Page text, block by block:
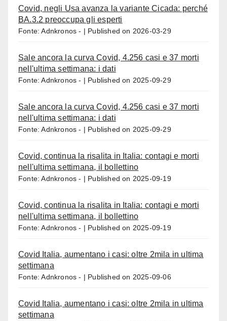
Covid, negli Usa avanza la variante Cicada: perché
BA.3.2 preoccupa gli esperti
Fonte: Adnkronos - Published on 2026-03-29
Sale ancora la curva Covid, 4.256 casi e 37 morti
nell'ultima settimana: i dati
Fonte: Adnkronos - Published on 2025-09-29
Sale ancora la curva Covid, 4.256 casi e 37 morti
nell'ultima settimana: i dati
Fonte: Adnkronos - Published on 2025-09-29
Covid, continua la risalita in Italia: contagi e morti
nell'ultima settimana, il bollettino
Fonte: Adnkronos - Published on 2025-09-19
Covid, continua la risalita in Italia: contagi e morti
nell'ultima settimana, il bollettino
Fonte: Adnkronos - Published on 2025-09-19
Covid Italia, aumentano i casi: oltre 2mila in ultima
settimana
Fonte: Adnkronos - Published on 2025-09-06
Covid Italia, aumentano i casi: oltre 2mila in ultima
settimana